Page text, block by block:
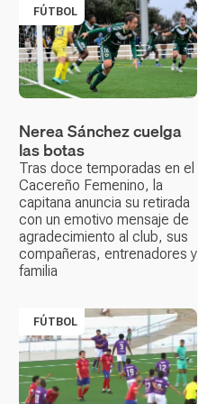
FÚTBOL
Nerea Sánchez cuelga
las botas
Tras doce temporadas en el
Cacereño Femenino, la
capitana anuncia su retirada
con un emotivo mensaje de
agradecimiento al club, sus
compañeras, entrenadores y
familia
FÚTBOL